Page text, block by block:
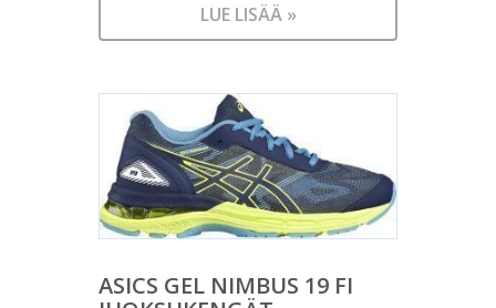
LUE LISÄÄ »
ASICS GEL NIMBUS 19 FI